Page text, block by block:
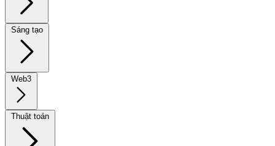
Sáng tạo
Web3
Thuật toán